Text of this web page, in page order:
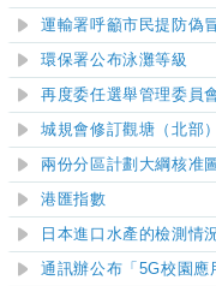
運輸署呼籲市民提防偽
環保署公布泳灘等級
再度委任選舉管理委員
城規會修訂觀塘（北部
兩份分區計劃大綱核准
港匯指數
日本進口水產的檢測情
通訊辦公布「5G校園應